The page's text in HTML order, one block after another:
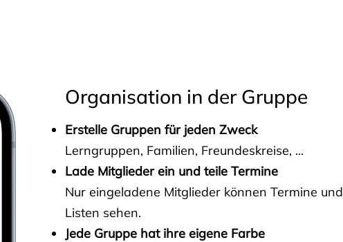
Organisation in der Gruppe
Erstelle Gruppen für jeden Zweck
Lerngruppen, Familien, Freundeskreise, ...
Lade Mitglieder ein und teile Termine
Nur eingeladene Mitglieder können Termine und
Listen sehen.
Jede Gruppe hat ihre eigene Farbe